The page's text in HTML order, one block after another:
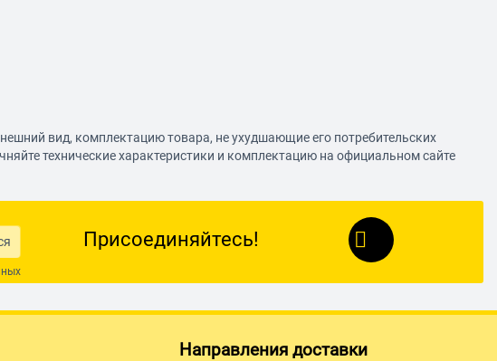
вид, комплектацию товара, не ухудшающие его потребительских
технические характеристики и комплектацию на официальном сайте
Присоединяйтесь!
Направления доставки